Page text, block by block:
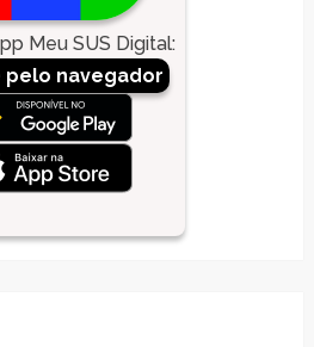
Meu SUS Digital:
pelo navegador